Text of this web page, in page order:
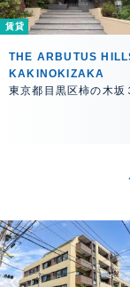
賃貸
THE ARBUTUS
KAKINOKIZAKA
東京都目黒区柿の木坂